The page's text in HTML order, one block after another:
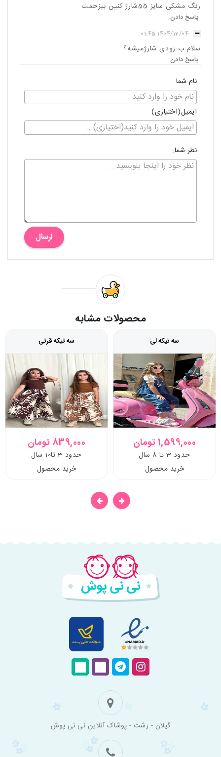
رنگ مشکی سایز 55شارژ کنین بیزحمت
پاسخ دادن
1404/12/04 01:45
سلام ب زودی شارژمیشه؟
پاسخ دادن
نام شما
ایمیل(اختیاری)
نظر شما:
ارسال
محصولات مشابه
سه تیکه لی
1,599,000 تومان
حدود 3 تا 8 سال
خرید محصول
سه تیکه قرتی
839,000 تومان
حدود 3 تا10 سال
خرید محصول
گیلان - رشت - پوشاک آنلاین نی نی پوش